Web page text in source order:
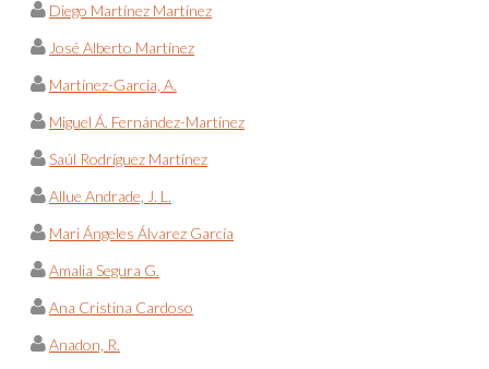
Diego Martínez Martínez
José Alberto Martínez
Martínez-García, A.
Miguel Á. Fernández-Martínez
Saúl Rodríguez Martínez
Allue Andrade, J. L.
Mari Ángeles Álvarez García
Amalia Segura G.
Ana Cristina Cardoso
Anadon, R.